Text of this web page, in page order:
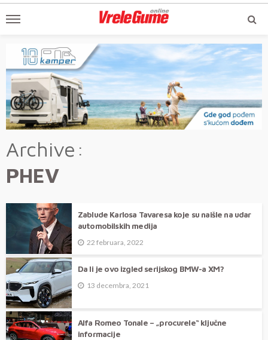
Archive
PHEV
Zablude Karlosa Tavaresa koje su naišle na udar
automobilskih medija
22 februara, 2022
Da li je ovo izgled serijskog BMW-a XM?
13 decembra, 2021
Alfa Romeo Tonale – „procurele“ ključne
informacije